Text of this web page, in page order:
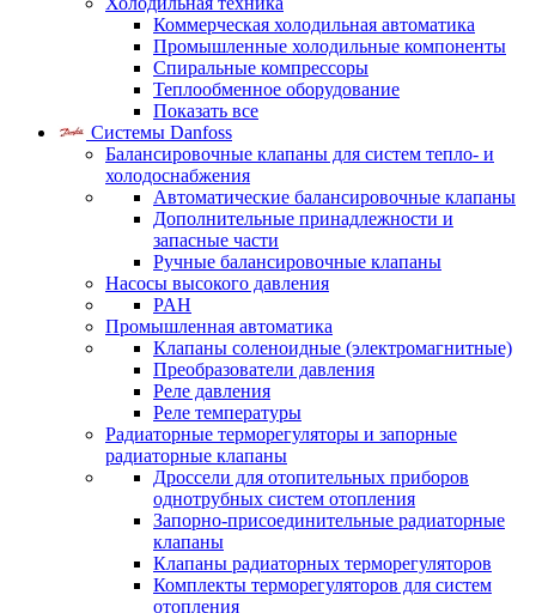
Коммерческая холодильная автоматика
Промышленные холодильные компоненты
Спиральные компрессоры
Теплообменное оборудование
Показать все
Системы Danfoss
Балансировочные клапаны для систем тепло- и
холодоснабжения
Автоматические балансировочные клапаны
Дополнительные принадлежности и
запасные части
Ручные балансировочные клапаны
Насосы высокого давления
PAH
Промышленная автоматика
Клапаны соленоидные (электромагнитные)
Преобразователи давления
Реле давления
Реле температуры
Радиаторные терморегуляторы и запорные
радиаторные клапаны
Дроссели для отопительных приборов
однотрубных систем отопления
Запорно-присоединительные радиаторные
клапаны
Клапаны радиаторных терморегуляторов
Комплекты терморегуляторов для систем
отопления